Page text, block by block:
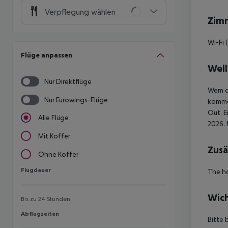
Verpflegung wählen
Flüge anpassen
Nur Direktflüge
Nur Eurowings-Flüge
Alle Flüge
Mit Koffer
Ohne Koffer
Flugdauer
Flugdauer
Bis zu 24 Stunden
Abflugzeiten
Abflugzeiten
Wi-Fi
Wem
Out.
2026.
The
Bitte